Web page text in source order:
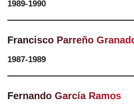
1989-1990
Francisco Parreño
1987-1989
Fernando García Ramos